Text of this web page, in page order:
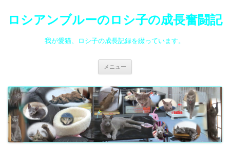
ロシアンブルーのロシ子の成長奮闘記
我が愛猫、ロシ子の成長記録を綴っています。
メニュー
ツ
へ
ス
キ
ッ
プ